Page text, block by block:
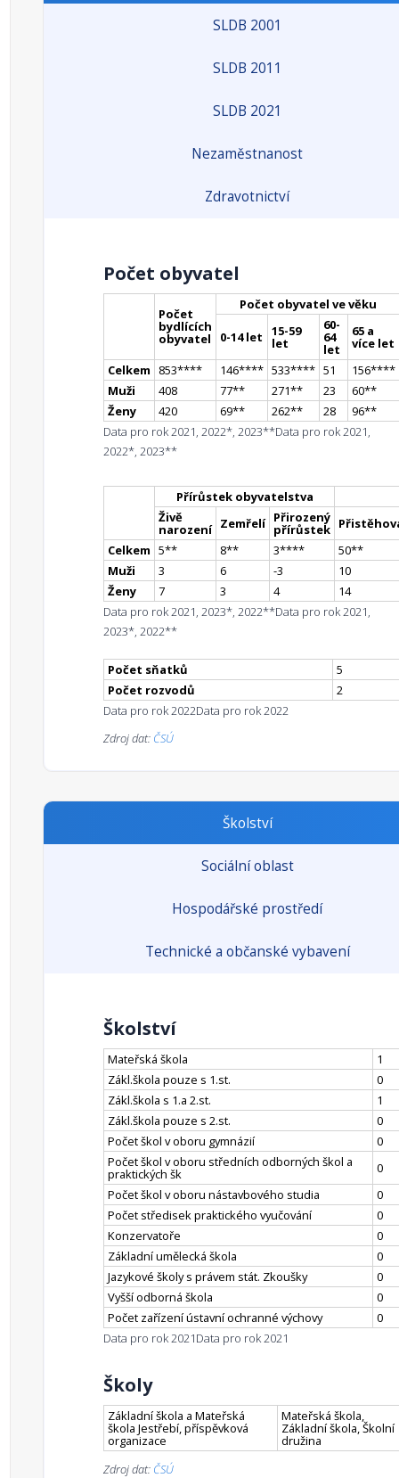
SLDB 2001
SLDB 2011
SLDB 2021
Nezaměstnanost
Zdravotnictví
Počet obyvatel
Počet
bydlících
obyvatel
Počet obyvatel ve věku
0-14 let 15-59
let
60-
64
let
65 a
více let
Celkem
853**** 146**** 533**** 51 156****
Muži
408 77** 271** 23 60**
Ženy
420 69** 262** 28 96**
Data pro rok 2021, 2022*, 2023**Data pro rok 2021,
2022*, 2023**
Přírůstek obyvatelstva
Živě
narození Zemřelí Přirozený
přírůstek
Celkem 5** 8** 3**** 50**
Muži
3 6 -3
10
Ženy
7 3 4
14
Data pro rok 2021, 2023*, 2022**Data pro rok 2021,
2023*, 2022**
Počet sňatků
5
Počet rozvodů
2
Data pro rok 2022Data pro rok 2022
Zdroj dat: ČSÚ
Školství
Sociální oblast
Hospodářské prostředí
Technické a občanské vybavení
Školství
Mateřská škola
1
Zákl.škola pouze s 1.st.
0
Zákl.škola s 1.a 2.st.
1
Zákl.škola pouze s 2.st.
0
Počet škol v oboru gymnázií
0
Počet škol v oboru středních odborných škol a
praktických šk
0
Počet škol v oboru nástavbového studia
0
Počet středisek praktického vyučování
0
Konzervatoře
0
Základní umělecká škola
0
Jazykové školy s právem stát. Zkoušky
0
Vyšší odborná škola
0
Počet zařízení ústavní ochranné výchovy
0
Data pro rok 2021Data pro rok 2021
Školy
Základní škola a Mateřská
škola Jestřebí, příspěvková
organizace
Mateřská škola,
Základní škola, Školní
družina
Zdroj dat: ČSÚ